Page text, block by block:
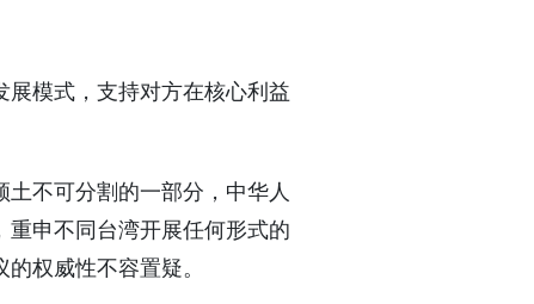
模式，支持对方在核心利益
不可分割的一部分，中华人
重申不同台湾开展任何形式的
权威性不容置疑。